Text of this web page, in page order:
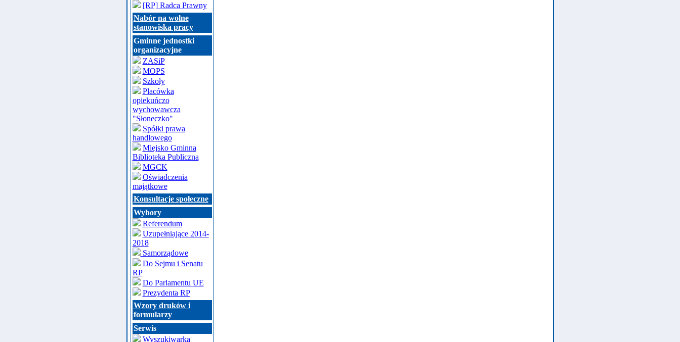
[RP] Radca Prawny
Nabór na wolne
stanowiska pracy
Gminne jednostki
organizacyjne
ZASiP
MOPS
Szkoły
Placówka
opiekuńczo
wychowawcza
"Słoneczko"
Spółki prawa
handlowego
Miejsko Gminna
Biblioteka Publiczna
MGCK
Oświadczenia
majątkowe
Konsultacje społeczne
Wybory
Referendum
Uzupełniające 2014-
2018
Samorządowe
Do Sejmu i Senatu
RP
Do Parlamentu UE
Prezydenta RP
Wzory druków i
formularzy
Serwis
Wyszukiwarka